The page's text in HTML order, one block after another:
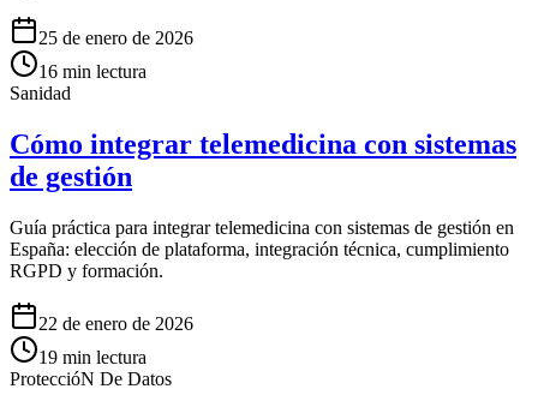
25 de enero de 2026
16 min lectura
Sanidad
Cómo integrar telemedicina con sistemas
de gestión
Guía práctica para integrar telemedicina con sistemas de gestión en
España: elección de plataforma, integración técnica, cumplimiento
RGPD y formación.
22 de enero de 2026
19 min lectura
ProteccióN De Datos